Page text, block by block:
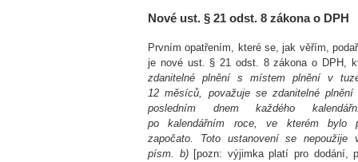
Nové ust. § 21 odst. 8 zákona o DPH
Prvním opatřením, které se, jak věřím,
je nové ust. § 21 odst. 8 zákona o DPH,
zdanitelné plnění s místem plnění v
12 měsíců, považuje se zdanitelné plnění
posledním dnem každého
po kalendářním roce, ve kterém bylo
započato. Toto ustanovení se
písm. b) [pozn: výjimka platí pro dodání,